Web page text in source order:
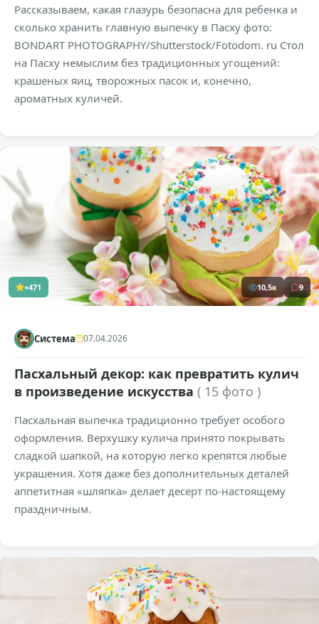
Рассказываем, какая глазурь безопасна для ребенка и
сколько хранить главную выпечку в Пасху фото:
BONDART PHOTOGRAPHY/Shutterstock/Fotodom. ru Стол
на Пасху немыслим без традиционных угощений:
крашеных яиц, творожных пасок и, конечно,
ароматных куличей.
+471 10,5к 9
Система 07.04.2026
Пасхальный декор: как превратить кулич
в произведение искусства ( 15 фото )
Пасхальная выпечка традиционно требует особого
оформления. Верхушку кулича принято покрывать
сладкой шапкой, на которую легко крепятся любые
украшения. Хотя даже без дополнительных деталей
аппетитная «шляпка» делает десерт по-настоящему
праздничным.